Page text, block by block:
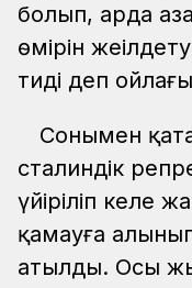
болып, арда
өмірін
тиді деп
Сонымен
сталиндік
үйіріліп келе
қамауға
атылды. Осы